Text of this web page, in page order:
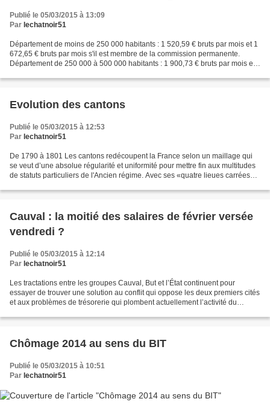
Publié le 05/03/2015 à 13:09
Par lechatnoir51
Département de moins de 250 000 habitants : 1 520,59 € bruts par mois et 1
672,65 € bruts par mois s'il est membre de la commission permanente.
Département de 250 000 à 500 000 habitants : 1 900,73 € bruts par mois et
Evolution des cantons
Publié le 05/03/2015 à 12:53
Par lechatnoir51
De 1790 à 1801 Les cantons redécoupent la France selon un maillage qui
se veut d’une absolue régularité et uniformité pour mettre fin aux multitudes
de statuts particuliers de l'Ancien régime. Avec ses «quatre lieues carrées»,
Cauval : la moitié des salaires de février versée
vendredi ?
Publié le 05/03/2015 à 12:14
Par lechatnoir51
Les tractations entre les groupes Cauval, But et l’État continuent pour
essayer de trouver une solution au conflit qui oppose les deux premiers cités
et aux problèmes de trésorerie qui plombent actuellement l’activité du
Chômage 2014 au sens du BIT
Publié le 05/03/2015 à 10:51
Par lechatnoir51